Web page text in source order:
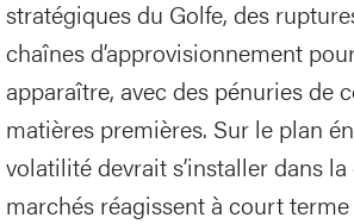
stratégiques du Golfe, des
chaînes d’approvisionnement
apparaître, avec des pénuries de
matières premières. Sur le plan
volatilité devrait s’installer dans
marchés réagissent à court